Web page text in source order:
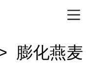
膨化燕麦